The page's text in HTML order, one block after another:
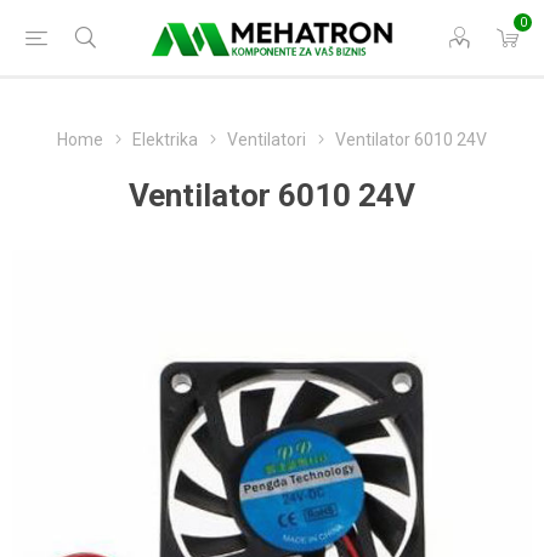
0
Home Elektrika Ventilatori Ventilator 6010 24V
Ventilator 6010 24V